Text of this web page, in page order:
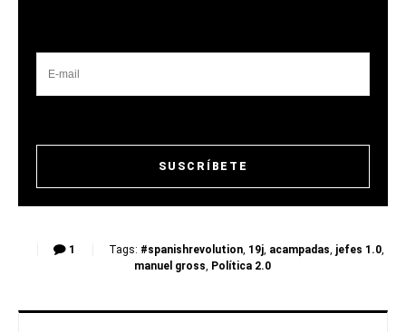
1 Tags: #spanishrevolution, 19j, acampadas jefes 1.0,
manuel gross Política 2.0